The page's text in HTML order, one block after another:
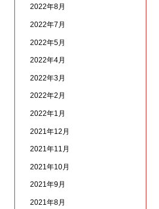
2022年8月
2022年7月
2022年5月
2022年4月
2022年3月
2022年2月
2022年1月
2021年12月
2021年11月
2021年10月
2021年9月
2021年8月